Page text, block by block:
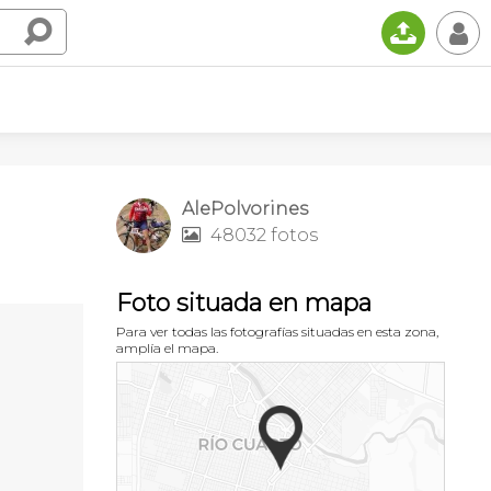
📤 👤
AlePolvorines
 48032 fotos
Foto situada en mapa
Para ver todas las fotografías situadas en esta zona,
amplía el mapa.